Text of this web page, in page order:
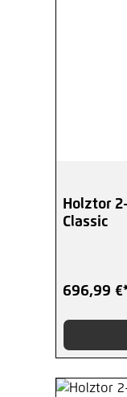
Holztor
Classic
696,99